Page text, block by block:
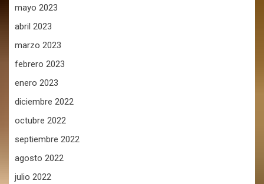
mayo 2023
abril 2023
marzo 2023
febrero 2023
enero 2023
diciembre 2022
octubre 2022
septiembre 2022
agosto 2022
julio 2022